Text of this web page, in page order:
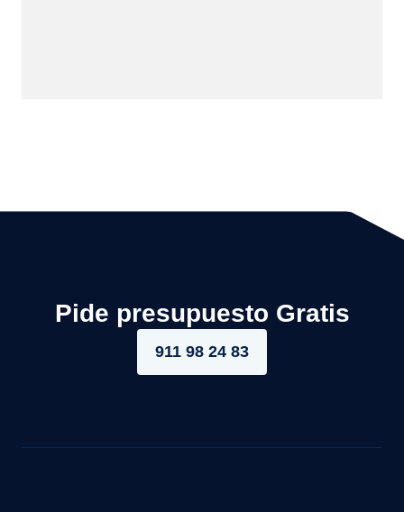
Pide presupuesto Gratis
911 98 24 83